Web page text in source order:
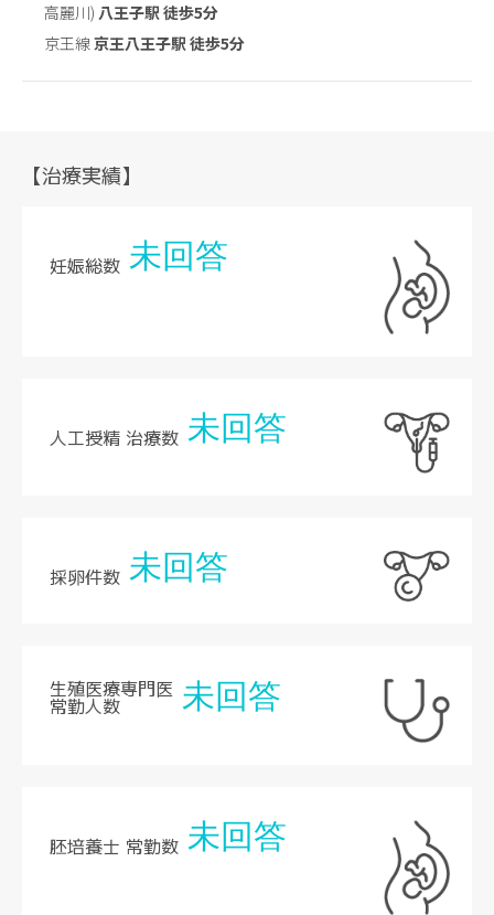
高麗川) 八王子駅 徒歩5分
京王線京王八王子駅 徒歩5分
【治療実績】
妊娠総数 未回答
人工授精 治療数 未回答
採卵件数 未回答
生殖医療専門医
常勤人数 未回答
胚培養士 常勤数 未回答